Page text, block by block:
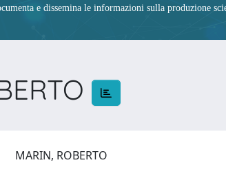
e dissemina le informazioni sulla produzione
MARIN, ROBERTO